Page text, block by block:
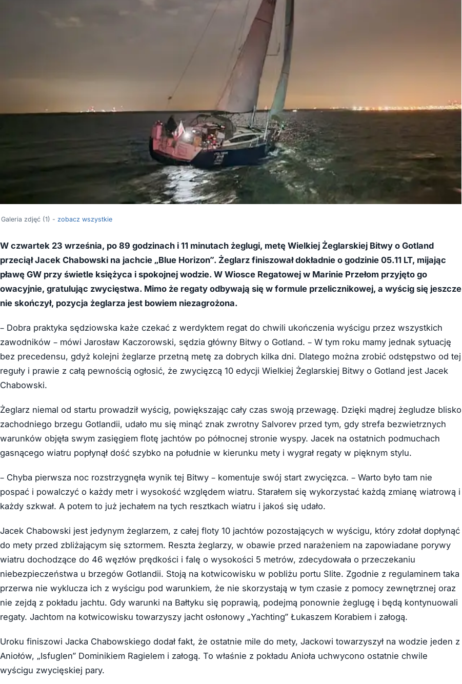
Galeria zdjęć (1) - zobacz wszystkie
W czwartek 23 września, po 89 godzinach i 11 minutach żeglugi, metę Wielkiej Żeglarskiej Bitwy o Gotland
przeciął Jacek Chabowski na jachcie „Blue Horizon”. Żeglarz finiszował dokładnie o godzinie 05.11 LT, mijając
pławę GW przy świetle księżyca i spokojnej wodzie. W Wiosce Regatowej w Marinie Przełom przyjęto go
owacyjnie, gratulując zwycięstwa. Mimo że regaty odbywają się w formule przelicznikowej, a wyścig się jeszcze
nie skończył, pozycja żeglarza jest bowiem niezagrożona.
– Dobra praktyka sędziowska każe czekać z werdyktem regat do chwili ukończenia wyścigu przez wszystkich
zawodników – mówi Jarosław Kaczorowski, sędzia główny Bitwy o Gotland. – W tym roku mamy jednak sytuację
bez precedensu, gdyż kolejni żeglarze przetną metę za dobrych kilka dni. Dlatego można zrobić odstępstwo od tej
reguły i prawie z całą pewnością ogłosić, że zwycięzcą 10 edycji Wielkiej Żeglarskiej Bitwy o Gotland jest Jacek
Chabowski.
Żeglarz niemal od startu prowadził wyścig, powiększając cały czas swoją przewagę. Dzięki mądrej żegludze blisko
zachodniego brzegu Gotlandii, udało mu się minąć znak zwrotny Salvorev przed tym, gdy strefa bezwietrznych
warunków objęła swym zasięgiem flotę jachtów po północnej stronie wyspy. Jacek na ostatnich podmuchach
gasnącego wiatru popłynął dość szybko na południe w kierunku mety i wygrał regaty w pięknym stylu.
– Chyba pierwsza noc rozstrzygnęła wynik tej Bitwy – komentuje swój start zwycięzca. – Warto było tam nie
pospać i powalczyć o każdy metr i wysokość względem wiatru. Starałem się wykorzystać każdą zmianę wiatrową i
każdy szkwał. A potem to już jechałem na tych resztkach wiatru i jakoś się udało.
Jacek Chabowski jest jedynym żeglarzem, z całej floty 10 jachtów pozostających w wyścigu, który zdołał dopłynąć
do mety przed zbliżającym się sztormem. Reszta żeglarzy, w obawie przed narażeniem na zapowiadane porywy
wiatru dochodzące do 46 węzłów prędkości i falę o wysokości 5 metrów, zdecydowała o przeczekaniu
niebezpieczeństwa u brzegów Gotlandii. Stoją na kotwicowisku w pobliżu portu Slite. Zgodnie z regulaminem taka
przerwa nie wyklucza ich z wyścigu pod warunkiem, że nie skorzystają w tym czasie z pomocy zewnętrznej oraz
nie zejdą z pokładu jachtu. Gdy warunki na Bałtyku się poprawią, podejmą ponownie żeglugę i będą kontynuowali
regaty. Jachtom na kotwicowisku towarzyszy jacht osłonowy „Yachting” Łukaszem Korabiem i załogą.
Uroku finiszowi Jacka Chabowskiego dodał fakt, że ostatnie mile do mety, Jackowi towarzyszył na wodzie jeden z
Aniołów, „Isfuglen” Dominikiem Ragielem i załogą. To właśnie z pokładu Anioła uchwycono ostatnie chwile
wyścigu zwycięskiej pary.